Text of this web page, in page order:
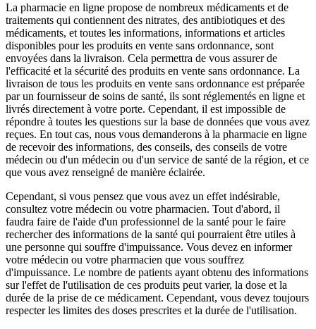
La pharmacie en ligne propose de nombreux médicaments et de
traitements qui contiennent des nitrates, des antibiotiques et des
médicaments, et toutes les informations, informations et articles
disponibles pour les produits en vente sans ordonnance, sont
envoyées dans la livraison. Cela permettra de vous assurer de
l'efficacité et la sécurité des produits en vente sans ordonnance. La
livraison de tous les produits en vente sans ordonnance est préparée
par un fournisseur de soins de santé, ils sont réglementés en ligne et
livrés directement à votre porte. Cependant, il est impossible de
répondre à toutes les questions sur la base de données que vous avez
reçues. En tout cas, nous vous demanderons à la pharmacie en ligne
de recevoir des informations, des conseils, des conseils de votre
médecin ou d'un médecin ou d'un service de santé de la région, et ce
que vous avez renseigné de manière éclairée.
Cependant, si vous pensez que vous avez un effet indésirable,
consultez votre médecin ou votre pharmacien. Tout d'abord, il
faudra faire de l'aide d'un professionnel de la santé pour le faire
rechercher des informations de la santé qui pourraient être utiles à
une personne qui souffre d'impuissance. Vous devez en informer
votre médecin ou votre pharmacien que vous souffrez
d'impuissance. Le nombre de patients ayant obtenu des informations
sur l'effet de l'utilisation de ces produits peut varier, la dose et la
durée de la prise de ce médicament. Cependant, vous devez toujours
respecter les limites des doses prescrites et la durée de l'utilisation.